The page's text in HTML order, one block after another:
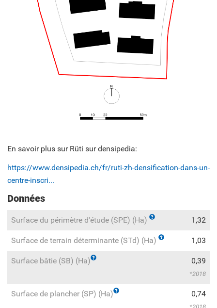
En savoir plus sur Rüti sur densipedia:
https://www.densipedia.ch/fr/ruti-zh-densification-dans-un-
centre-inscri...
Données
Surface du périmètre d'étude (SPE) (Ha) 1,32
Surface de terrain déterminante (STd) (Ha) 1,03
Surface bâtie (SB) (Ha) 0,39
2018
Surface de plancher (SP) (Ha) 0,74